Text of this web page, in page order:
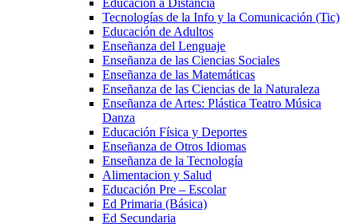
Educación a Distancia
Tecnologías de la Info y la Comunicación (Tic)
Educación de Adultos
Enseñanza del Lenguaje
Enseñanza de las Ciencias Sociales
Enseñanza de las Matemáticas
Enseñanza de las Ciencias de la Naturaleza
Enseñanza de Artes: Plástica Teatro Música
Danza
Educación Física y Deportes
Enseñanza de Otros Idiomas
Enseñanza de la Tecnología
Alimentacion y Salud
Educación Pre – Escolar
Ed Primaria (Básica)
Ed Secundaria